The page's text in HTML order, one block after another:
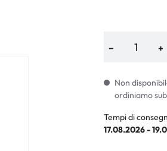
− +
Non
ordiniamo
Tempi di
17.08.2026 -